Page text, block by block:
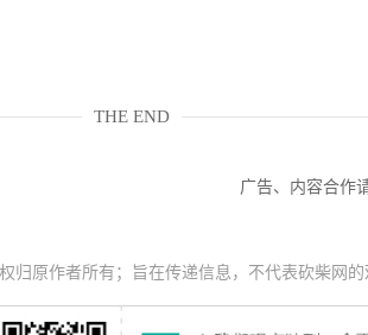
THE END
广告、内容合作
归原作者所有；旨在传递信息，不代表砍柴网的